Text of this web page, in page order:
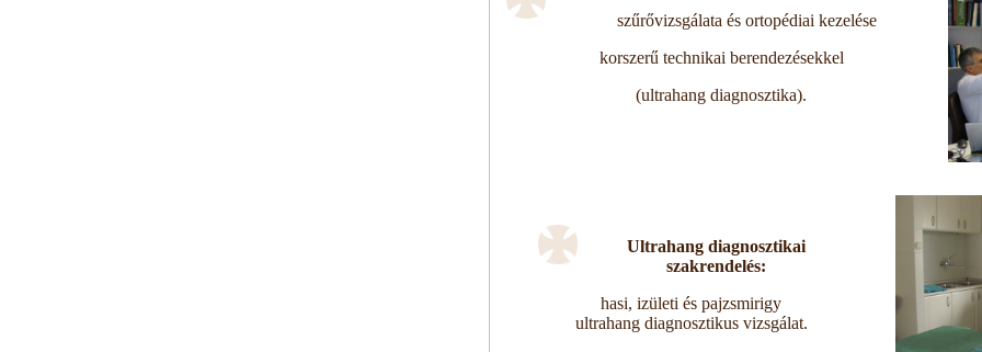
szűrővizsgálata és ortopédiai kezelése
korszerű technikai berendezésekkel
(ultrahang diagnosztika).
Ultrahang diagnosztikai
szakrendelés:
hasi, izületi és pajzsmirigy
ultrahang diagnosztikus vizsgálat.